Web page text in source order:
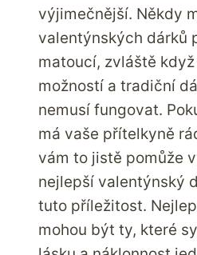
výjimečnější. Někdy
valentýnských dárků
matoucí, zvláště
možností a tradiční
nemusí fungovat.
má vaše přítelkyně
vám to jistě pomůže
nejlepší valentýnský
tuto příležitost.
mohou být ty, které